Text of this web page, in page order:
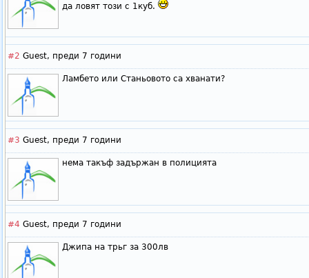
да ловят този с 1куб.
#2 Guest, преди 7 години
Ламбето или Станьовото са хванати?
#3 Guest, преди 7 години
нема такъф задържан в полицията
#4 Guest, преди 7 години
Джипа на трьг за 300лв